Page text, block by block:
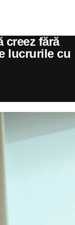
creez fără
lucrurile cu